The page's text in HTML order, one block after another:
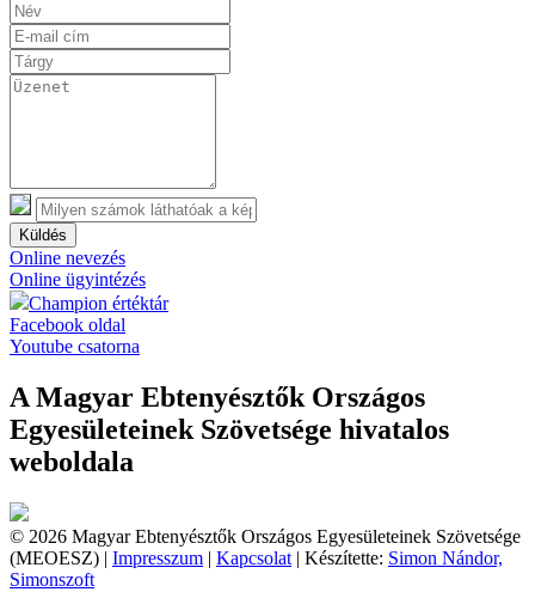
Küldés
Online nevezés
Online ügyintézés
Champion értéktár
Facebook oldal
Youtube csatorna
A Magyar Ebtenyésztők Országos
Egyesületeinek Szövetsége hivatalos
weboldala
© 2026 Magyar Ebtenyésztők Országos Egyesületeinek Szövetsége
(MEOESZ) | Impresszum | Kapcsolat | Készítette: Simon Nándor,
Simonszoft